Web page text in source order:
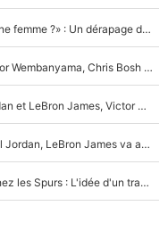
«LeBron James, as-tu déjà eu envie d’être une femme ?» : Un dérapage de Donald Trump sur la superstar de la NBA refait surface
NBA - Victime d'une thrombose comme Victor Wembanyama, Chris Bosh prévient le Français des risques sur sa santé : «J’ai failli mourir sur le coup et j’ai été ramené à la vie»
De la NBA au cinéma : Comme Michael Jordan et LeBron James, Victor Wembanyama rêve d'une carrière d'acteur !
The Last Dance sur Netflix : Comme Michael Jordan, LeBron James va avoir le droit à sa série !
Stephen Curry avec Victor Wembanyama chez les Spurs : L'idée d'un trade historique est lancée en NBA !